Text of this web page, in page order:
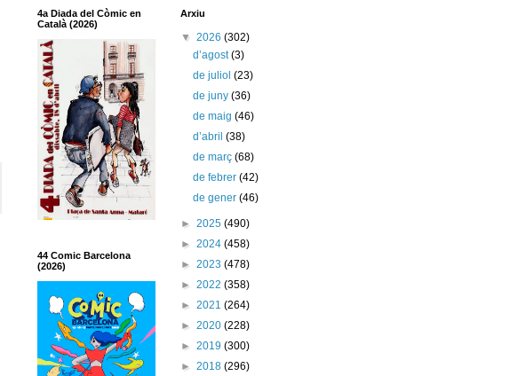
4a Diada del Còmic en
Català (2026)
44 Comic Barcelona
(2026)
Arxiu
▼ 2026 (302)
d’agost(3)
de juliol(23)
de juny(36)
de maig(46)
d’abril(38)
de març(68)
de febrer(42)
de gener(46)
► 2025 (490)
► 2024 (458)
► 2023 (478)
► 2022 (358)
► 2021 (264)
► 2020 (228)
► 2019 (300)
► 2018 (296)